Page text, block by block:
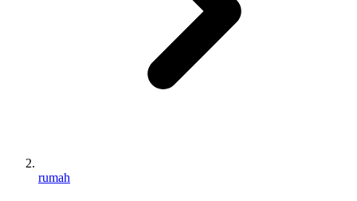
rumah